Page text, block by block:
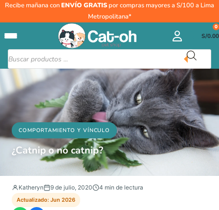
Recibe mañana conENVÍO GRATIS por compras mayores a S/100 a Lima
Metropolitana*
Búsqueda
de
productos
S/0.00
0
COMPORTAMIENTO Y VÍNCULO
¿Catnip o no catnip?
Katheryn 9 de julio, 2020 4 min de lectura
Actualizado: Jun 2026
Tu
electrónico